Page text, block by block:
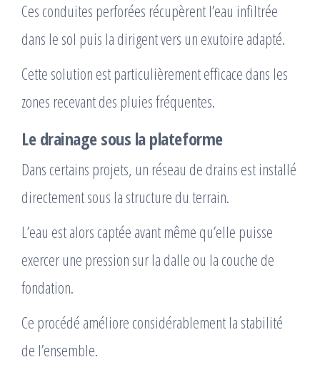
Ces conduites perforées récupèrent l’eau infiltrée
dans le sol puis la dirigent vers un exutoire adapté.
Cette solution est particulièrement efficace dans les
zones recevant des pluies fréquentes.
Le drainage sous la plateforme
Dans certains projets, un réseau de drains est installé
directement sous la structure du terrain.
L’eau est alors captée avant même qu’elle puisse
exercer une pression sur la dalle ou la couche de
fondation.
Ce procédé améliore considérablement la stabilité
de l’ensemble.